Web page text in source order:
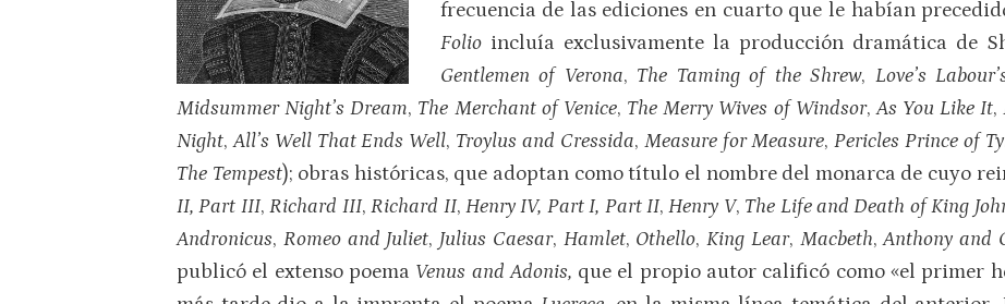
frecuencia de las ediciones en cuarto que le habían
Folio incluía exclusivamente la producción dramática de
Gentlemen of Verona, The Taming of the Shrew, Love’s
Midsummer Night’s Dream, The Merchant of Venice, The Merry Wives of Windsor,As You Like It,
Night,All’s Well That Ends Well, Troylus and Cressida, Measure for Measure,Pericles Prince of
The Tempest); obras históricas, que adoptan como título el nombre del monarca de cuyo
II, Part III,Richard III,Richard II, Henry IV, Part I, Part II,Henry V, The Life and Death of King
Andronicus, Romeo and Juliet, Julius Caesar, Hamlet, Othello,King Lear, Macbeth,Anthony and
publicó el extenso poema Venus and Adonis, que el propio autor calificó como «el primer